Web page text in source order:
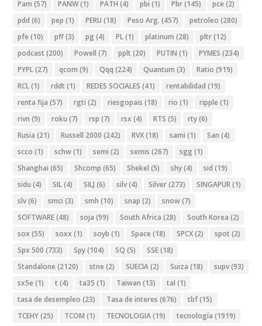
Pam (57) PANW(1) PATH (4) pbi (1) Pbr(145) pce (2)
pdd (6) pep (1) PERU (18) Peso Arg. (457) petroleo (280)
pfe (10) pff(3) pg (4) PL(1) platinum (28) pltr(12)
podcast (200) Powell (7) pplt (20) PUTIN (1) PYMES (234)
PYPL(27) qcom (9) Qqq (224) Quantum (3) Ratio (919)
RCL(1) rddt (1) REDES SOCIALES (41) rentabilidad (19)
renta fija (57) rgti (2) riesgopais (18) rio (1) ripple (1)
rivn (9) roku (7) rsp (7) rsx (4) RTS (5) rty(6)
Rusia (21) Russell 2000 (242) RVX(18) sami (1) San (4)
scco (1) schw(1) semi (2) semis (267) sgg (1)
Shanghai (65) Shcomp (65) Shekel (5) shy(4) sid (19)
sidu (4) SIL(4) SILJ (6) silv(4) Silver(273) SINGAPUR(1)
slv(6) smci (3) smh (10) snap (2) snow(7)
SOFTWARE(48) soja (99) South Africa (28) South Korea (2)
sox (55) soxx (1) soyb (1) Space (18) SPCX(2) spot (2)
Spx 500 (733) Spy(104) SQ (5) SSE(18)
Standalone (2120) stne (2) SUECIA(2) Suiza (18) supv(93)
sx5e (1) t (4) ta35 (1) Taiwan (13) tal (1)
tasa de desempleo (23) Tasa de interes (676) tbf(15)
TCEHY(25) TCOM (1) TECNOLOGIA(19) tecnología (1919)